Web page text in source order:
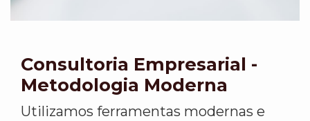
Consultoria Empresarial -
Metodologia Moderna
Utilizamos ferramentas modernas e